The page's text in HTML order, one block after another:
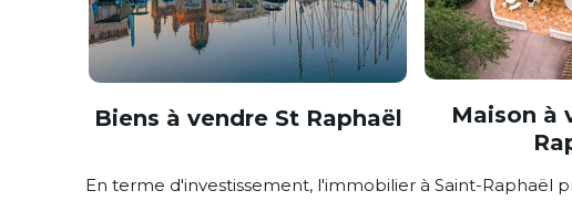
Biens à vendre St Raphaël
Maison à
En terme d'investissement, l'immobilier à Saint-Raphaël